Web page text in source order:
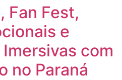
Fan Fest,
e
com
no Paraná